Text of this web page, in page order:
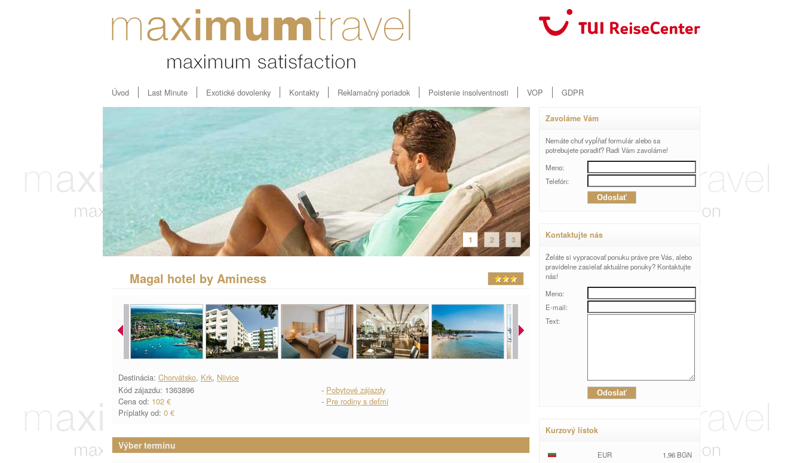
Úvod Last Minute Exotické dovolenky Kontakty Reklamačný poriadok Poistenie insolventnosti VOP GDPR
1 2 3
Magal hotel by Aminess
Destinácia: Chorvátsko, Krk, Njivice
Kód zájazdu: 1363896
Cena od: 102 €
Príplatky od: 0 €
- Pobytové zájazdy
- Pre rodiny s deťmi
Výber termínu
Zavoláme Vám
Nemáte chuť vypĺňať formulár alebo sa
potrebujete poradiť? Radi Vám zavoláme!
Meno:
Telefón:
Kontaktujte nás
Želáte si vypracovať ponuku práve pre Vás, alebo
pravidelne zasielať aktuálne ponuky? Kontaktujte
nás!
Meno:
E-mail:
Text:
Kurzový lístok
EUR
1,96 BGN